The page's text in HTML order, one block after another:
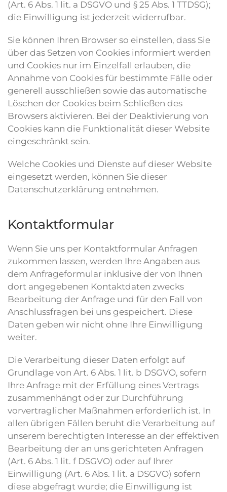
(Art. 6 Abs. 1 lit. a DSGVO und § 25 Abs. 1 TTDSG);
die Einwilligung ist jederzeit widerrufbar.
Sie können Ihren Browser so einstellen, dass Sie
über das Setzen von Cookies informiert werden
und Cookies nur im Einzelfall erlauben, die
Annahme von Cookies für bestimmte Fälle oder
generell ausschließen sowie das automatische
Löschen der Cookies beim Schließen des
Browsers aktivieren. Bei der Deaktivierung von
Cookies kann die Funktionalität dieser Website
eingeschränkt sein.
Welche Cookies und Dienste auf dieser Website
eingesetzt werden, können Sie dieser
Datenschutzerklärung entnehmen.
Kontaktformular
Wenn Sie uns per Kontaktformular Anfragen
zukommen lassen, werden Ihre Angaben aus
dem Anfrageformular inklusive der von Ihnen
dort angegebenen Kontaktdaten zwecks
Bearbeitung der Anfrage und für den Fall von
Anschlussfragen bei uns gespeichert. Diese
Daten geben wir nicht ohne Ihre Einwilligung
weiter.
Die Verarbeitung dieser Daten erfolgt auf
Grundlage von Art. 6 Abs. 1 lit. b DSGVO, sofern
Ihre Anfrage mit der Erfüllung eines Vertrags
zusammenhängt oder zur Durchführung
vorvertraglicher Maßnahmen erforderlich ist. In
allen übrigen Fällen beruht die Verarbeitung auf
unserem berechtigten Interesse an der effektiven
Bearbeitung der an uns gerichteten Anfragen
(Art. 6 Abs. 1 lit. f DSGVO) oder auf Ihrer
Einwilligung (Art. 6 Abs. 1 lit. a DSGVO) sofern
diese abgefragt wurde; die Einwilligung ist